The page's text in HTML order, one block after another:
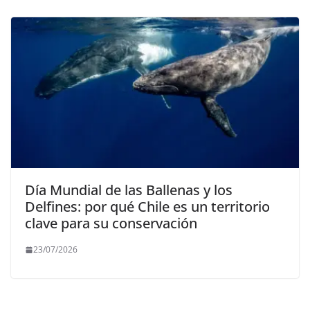
Día Mundial de las Ballenas y los
Delfines: por qué Chile es un territorio
clave para su conservación
23/07/2026